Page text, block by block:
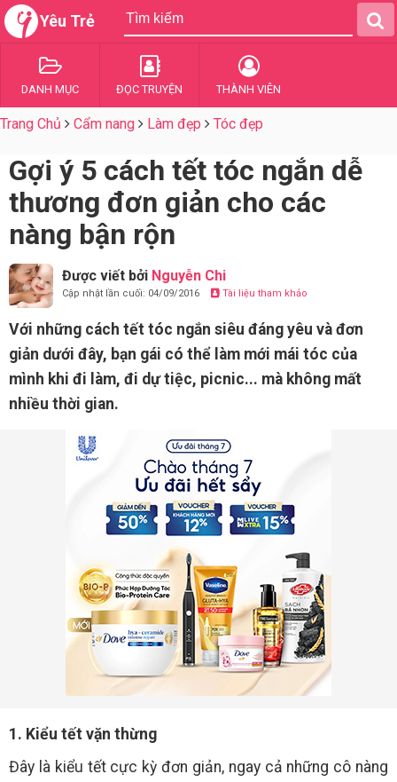
Yêu Trẻ
DANH MỤC ĐỌC TRUYỆN THÀNH VIÊN
Trang Chủ Cẩm nang Làm đẹp Tóc đẹp
Gợi ý 5 cách tết tóc ngắn dễ
thương đơn giản cho các
nàng bận rộn
Được viết bởi Nguyễn Chi
Cập nhật lần cuối: 04/09/2016 Tài liệu tham khảo
Với những cách tết tóc ngắn siêu đáng yêu và đơn
giản dưới đây, bạn gái có thể làm mới mái tóc của
mình khi đi làm, đi dự tiệc, picnic... mà không mất
nhiều thời gian.
1. Kiểu tết vặn thừng
Đây là kiểu tết cực kỳ đơn giản, ngay cả những cô nàng